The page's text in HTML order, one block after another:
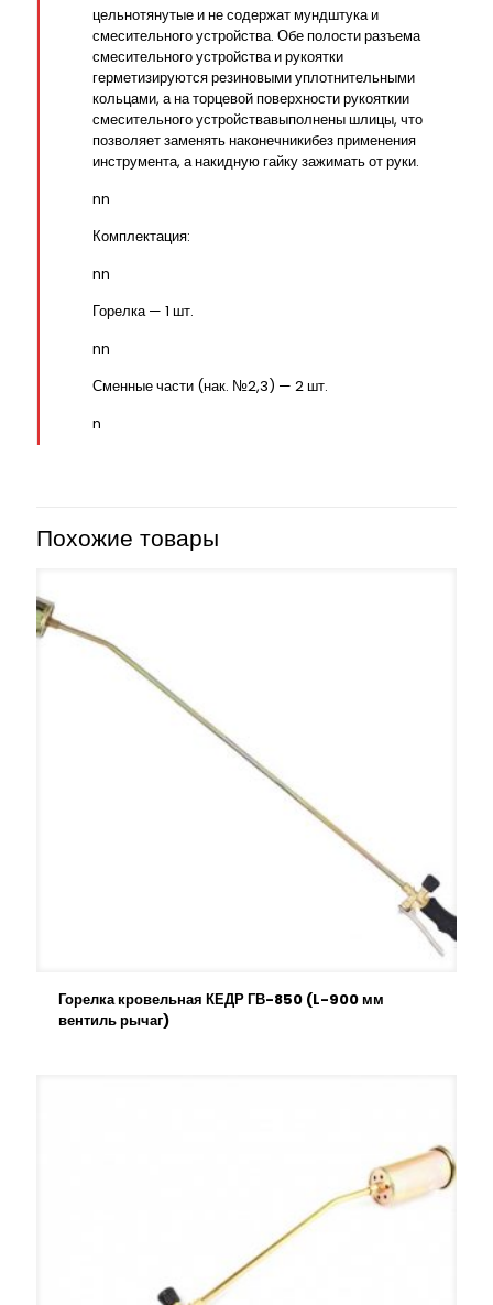
цельнотянутые и не содержат мундштука и
смесительного устройства. Обе полости разъема
смесительного устройства и рукоятки
герметизируются резиновыми уплотнительными
кольцами, а на торцевой поверхности рукояткии
смесительного устройствавыполнены шлицы, что
позволяет заменять наконечникибез применения
инструмента, а накидную гайку зажимать от руки.
nn
Комплектация:
nn
Горелка — 1 шт.
nn
Сменные части (нак. №2,3) — 2 шт.
n
Похожие товары
Горелка кровельная КЕДР ГВ-850 (L-900 мм
вентиль рычаг)